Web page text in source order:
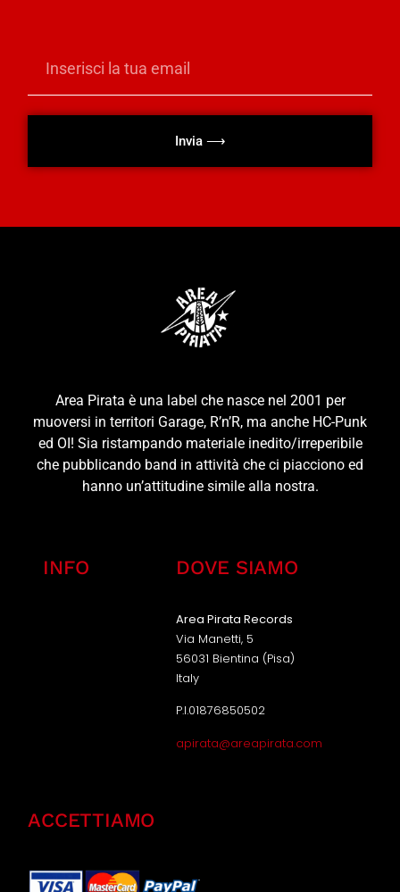
Invia ⟶
Area Pirata è una label che nasce nel 2001 per
muoversi in territori Garage, R’n’R, ma anche HC-Punk
ed OI! Sia ristampando materiale inedito/irreperibile
che pubblicando band in attività che ci piacciono ed
hanno un’attitudine simile alla nostra.
INFO DOVE SIAMO
Area Pirata Records
Via Manetti, 5
56031 Bientina (Pisa)
Italy
P.I.01876850502
apirata@areapirata.com
ACCETTIAMO